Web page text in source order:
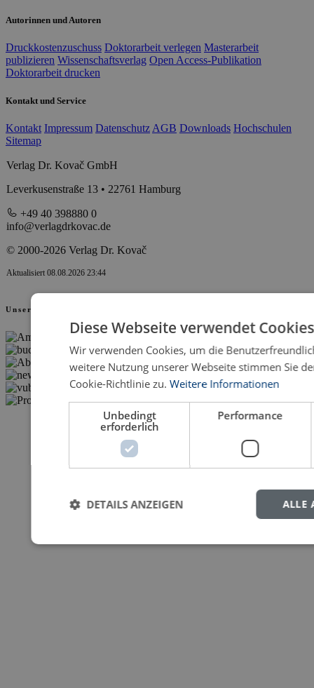
Autorinnen und Autoren
Druckkostenzuschuss Doktorarbeit verlegen Masterarbeit
publizieren Wissenschaftsverlag Open Access-Publikation
Doktorarbeit drucken
Kontakt und Service
Kontakt Impressum Datenschutz AGB Downloads Hochschulen
Sitemap
Verlag Dr. Kovač GmbH
Leverkusenstraße 13 • 22761 Hamburg
+49 40 398880 0
info@verlagdrkovac.de
© 2000-2026 Verlag Dr. Kovač
Aktualisiert 08.08.2026 23:44
Unsere Partner
Diese Webseite verwendet
Wir verwenden Cookies, um die
weitere Nutzung unserer Webseite stimmen Sie
Cookie-Richtlinie zu. Weitere Informationen
Unbedingt
erforderlich
Performance
ALLE
DETAILS ANZEIGEN